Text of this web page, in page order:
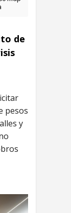
de
pesos
y